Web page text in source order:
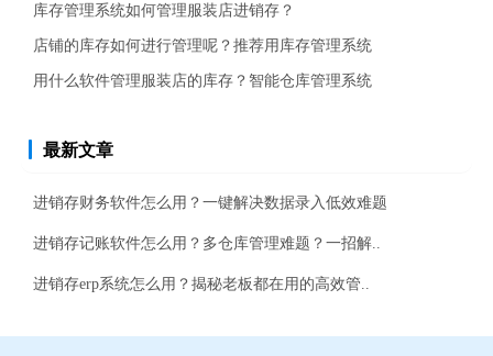
库存管理系统如何管理服装店进销存？
店铺的库存如何进行管理呢？推荐用库存管理系统
用什么软件管理服装店的库存？智能仓库管理系统
最新文章
进销存财务软件怎么用？一键解决数据录入低效难题
进销存记账软件怎么用？多仓库管理难题？一招解..
进销存erp系统怎么用？揭秘老板都在用的高效管..